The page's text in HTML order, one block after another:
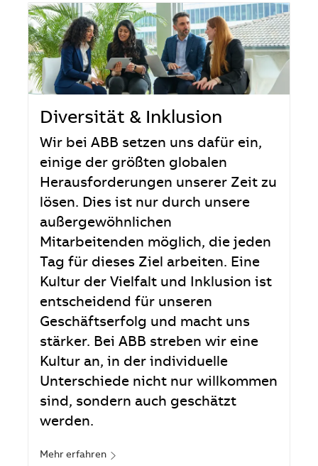
Diversität & Inklusion
Wir bei ABB setzen uns dafür ein,
einige der größten globalen
Herausforderungen unserer Zeit zu
lösen. Dies ist nur durch unsere
außergewöhnlichen
Mitarbeitenden möglich, die jeden
Tag für dieses Ziel arbeiten. Eine
Kultur der Vielfalt und Inklusion ist
entscheidend für unseren
Geschäftserfolg und macht uns
stärker. Bei ABB streben wir eine
Kultur an, in der individuelle
Unterschiede nicht nur willkommen
sind, sondern auch geschätzt
werden.
Mehr erfahren